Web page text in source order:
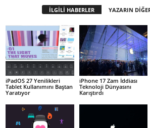
İLGİLİ HABERLER YAZARIN
iPadOS 27 Yenilikleri
Tablet Kullanımını Baştan
Yaratıyor
iPhone 17 Zam İddiası
Teknoloji Dünyasını
Karıştırdı